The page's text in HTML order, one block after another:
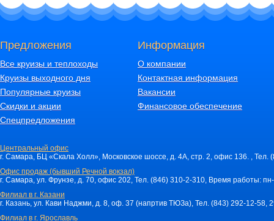
Предложения
Все круизы и теплоходы
Круизы выходного дня
Популярные круизы
Скидки и акции
Спецпредложения
Информация
О компании
Контактная информация
Вакансии
Финансовое обеспечение
Центральный офис
г. Самара, БЦ «Скала Холл», Московское шоссе, д. 4А, стр. 2, офис 136. ,
Офис продаж (бывший Речной вокзал)
г. Самара, ул. Фрунзе, д. 70, офис 202, Тел. (846) 310-2-310, Время работы:
Филиал в г. Казани
г. Казань, ул. Кави Наджми, д. 8, оф. 37 (напртив ТЮЗа), Тел. (843) 292-12-
Филиал в г. Ярославль